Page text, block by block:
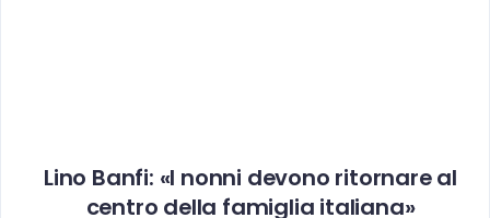
Lino Banfi: «I nonni devono ritornare al
centro della famiglia italiana»